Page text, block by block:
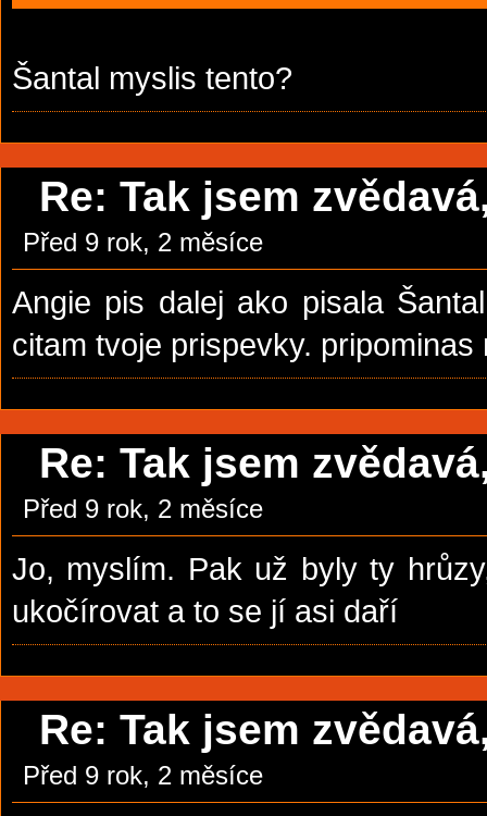
Šantal myslis tento?
Re: Tak jsem
Před 9 rok, 2 měsíce
Angie pis dalej ako pisala
citam tvoje prispevky. pripominas
Re: Tak jsem
Před 9 rok, 2 měsíce
Jo, myslím. Pak už byly ty
ukočírovat a to se jí asi daří
Re: Tak jsem
Před 9 rok, 2 měsíce